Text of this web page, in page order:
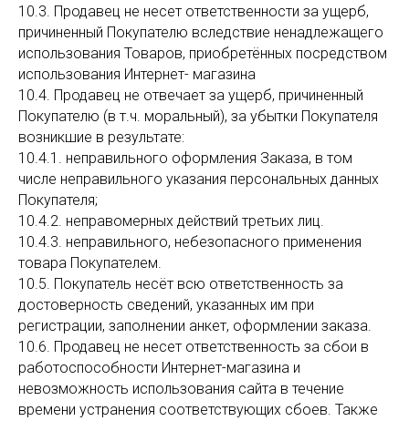
10.3. Продавец не несет ответственности за ущерб,
причиненный Покупателю вследствие ненадлежащего
использования Товаров, приобретённых посредством
использования Интернет- магазина
10.4. Продавец не отвечает за ущерб, причиненный
Покупателю (в т.ч. моральный), за убытки Покупателя
возникшие в результате:
10.4.1. неправильного оформления Заказа, в том
числе неправильного указания персональных данных
Покупателя;
10.4.2. неправомерных действий третьих лиц.
10.4.3. неправильного, небезопасного применения
товара Покупателем.
10.5. Покупатель несёт всю ответственность за
достоверность сведений, указанных им при
регистрации, заполнении анкет, оформлении заказа.
10.6. Продавец не несет ответственность за сбои в
работоспособности Интернет-магазина и
невозможность использования сайта в течение
времени устранения соответствующих сбоев. Также